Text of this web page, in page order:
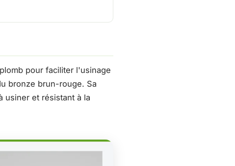
pour faciliter l'usinage
bronze brun-rouge. Sa
usiner et résistant à la